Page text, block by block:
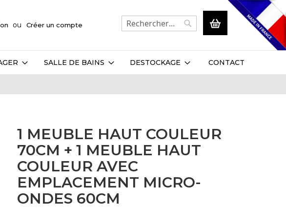
Créer un compte
Mon panier
Rechercher
Rechercher
SALLE DE BAINS DESTOCKAGE CONTACT
1 MEUBLE HAUT COULEUR
70CM + 1 MEUBLE HAUT
COULEUR AVEC
EMPLACEMENT MICRO-
ONDES 60CM